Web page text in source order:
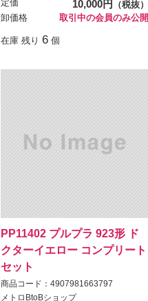
定価 10,000円
（税抜）
卸価格
取引中の会員のみ公開
在庫 残り 6 個
PP11402 プルプラ 923形 ド
クターイエロー コンプリート
セット
商品コード：4907981663797
メトロBtoBショップ